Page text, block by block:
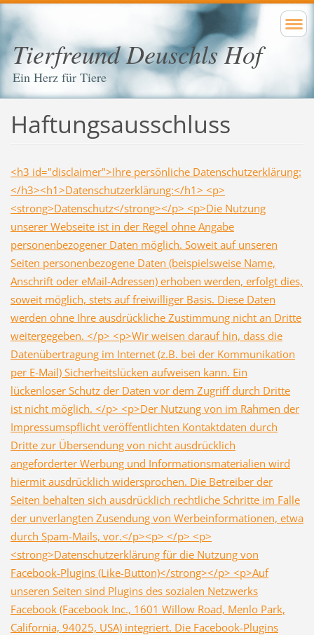
Tierfreund Deuschls Hof
Ein Herz für Tiere
Haftungsausschluss
<h3 id="disclaimer">Ihre persönliche Datenschutzerklärung:
</h3><h1>Datenschutzerklärung:</h1> <p>
<strong>Datenschutz</strong></p> <p>Die Nutzung
unserer Webseite ist in der Regel ohne Angabe
personenbezogener Daten möglich. Soweit auf unseren
Seiten personenbezogene Daten (beispielsweise Name,
Anschrift oder eMail-Adressen) erhoben werden, erfolgt dies,
soweit möglich, stets auf freiwilliger Basis. Diese Daten
werden ohne Ihre ausdrückliche Zustimmung nicht an Dritte
weitergegeben. </p> <p>Wir weisen darauf hin, dass die
Datenübertragung im Internet (z.B. bei der Kommunikation
per E-Mail) Sicherheitslücken aufweisen kann. Ein
lückenloser Schutz der Daten vor dem Zugriff durch Dritte
ist nicht möglich. </p> <p>Der Nutzung von im Rahmen der
Impressumspflicht veröffentlichten Kontaktdaten durch
Dritte zur Übersendung von nicht ausdrücklich
angeforderter Werbung und Informationsmaterialien wird
hiermit ausdrücklich widersprochen. Die Betreiber der
Seiten behalten sich ausdrücklich rechtliche Schritte im Falle
der unverlangten Zusendung von Werbeinformationen, etwa
durch Spam-Mails, vor.</p><p> </p> <p>
<strong>Datenschutzerklärung für die Nutzung von
Facebook-Plugins (Like-Button)</strong></p> <p>Auf
unseren Seiten sind Plugins des sozialen Netzwerks
Facebook (Facebook Inc., 1601 Willow Road, Menlo Park,
California, 94025, USA) integriert. Die Facebook-Plugins